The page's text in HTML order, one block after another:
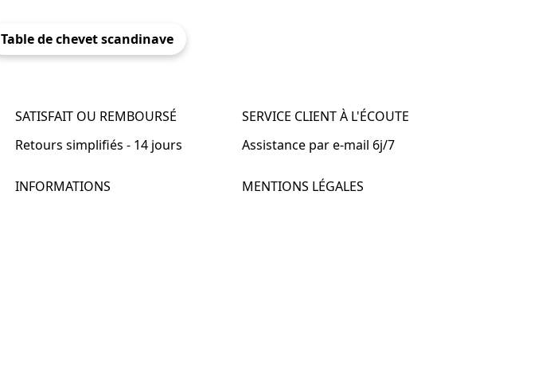
Table de chevet scandinave
SATISFAIT OU REMBOURSÉ
Retours simplifiés - 14 jours
SERVICE CLIENT À L'ÉCOUTE
Assistance par e-mail 6j/7
INFORMATIONS
MENTIONS LÉGALES